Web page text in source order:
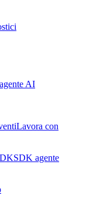
AI
Lavora con
SDK agente